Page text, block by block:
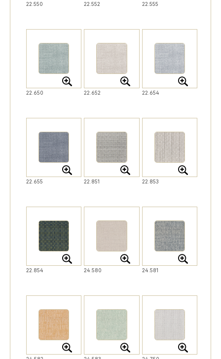
22.550 22.552 22.555
22.650 22.652 22.654
22.655 22.851 22.853
22.854 24.580 24.581